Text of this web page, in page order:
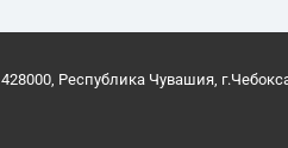
428000, Республика Чувашия,